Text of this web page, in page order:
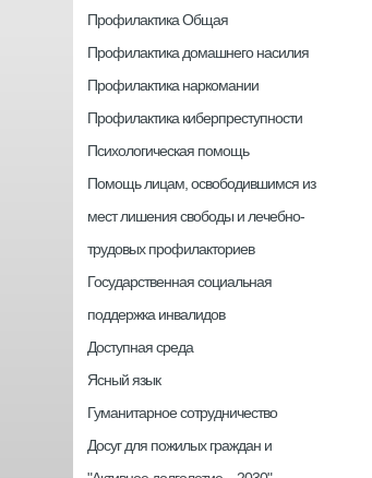
Профилактика Общая
Профилактика домашнего насилия
Профилактика наркомании
Профилактика киберпреступности
Психологическая помощь
Помощь лицам, освободившимся из
мест лишения свободы и лечебно-
трудовых профилакториев
Государственная социальная
поддержка инвалидов
Доступная среда
Ясный язык
Гуманитарное сотрудничество
Досуг для пожилых граждан и